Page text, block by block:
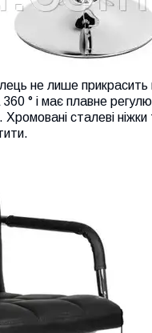
не лише прикрасить
° і має плавне
сталеві